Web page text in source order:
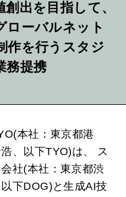
出を目指して、
ローバルネット
作を行うスタジ
務提携
本社：東京都港
、以下TYO)は、 ス
社(本社：東京都渋
下DOG)と⽣成AI技